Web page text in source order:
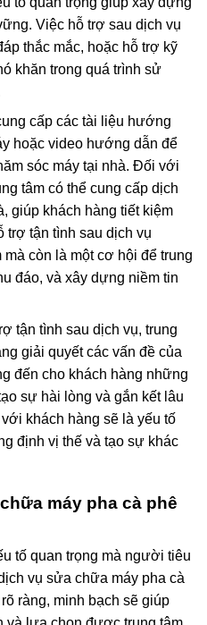
Việc hỗ trợ sau dịch vụ
thắc mắc, hoặc hỗ trợ kỹ
khăn trong quá trình sử
cấp các tài liệu hướng
hoặc video hướng dẫn để
sóc máy tại nhà. Đối với
tâm có thể cung cấp dịch
giúp khách hàng tiết kiệm
tận tình sau dịch vụ
còn là một cơ hội để trung
đáo, và xây dựng niềm tin
tận tình sau dịch vụ, trung
giải quyết các vấn đề của
đến cho khách hàng những
sự hài lòng và gắn kết lâu
khách hàng sẽ là yếu tố
định vị thế và tạo sự khác
máy pha cà phê
tố quan trọng mà người tiêu
vụ sửa chữa máy pha cà
ràng, minh bạch sẽ giúp